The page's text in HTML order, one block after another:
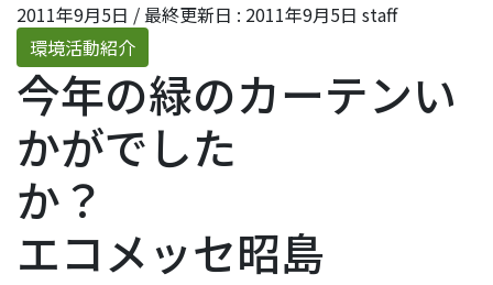
2011年9月5日 / 最終更新日 : 2011年9月5日 staff
環境活動紹介
今年の緑のカーテンい
かがでした
か
エコメッセ昭島